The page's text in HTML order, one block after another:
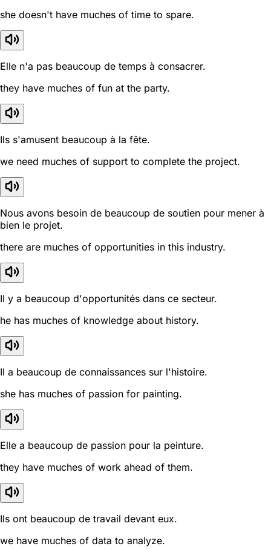
she doesn't have muches of time to spare.
Elle n'a pas beaucoup de temps à consacrer.
they have muches of fun at the party.
Ils s'amusent beaucoup à la fête.
we need muches of support to complete the project.
Nous avons besoin de beaucoup de soutien pour mener à
bien le projet.
there are muches of opportunities in this industry.
Il y a beaucoup d'opportunités dans ce secteur.
he has muches of knowledge about history.
Il a beaucoup de connaissances sur l'histoire.
she has muches of passion for painting.
Elle a beaucoup de passion pour la peinture.
they have muches of work ahead of them.
Ils ont beaucoup de travail devant eux.
we have muches of data to analyze.